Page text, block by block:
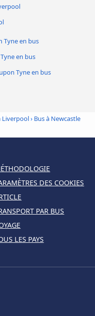
Tyne en bus
en bus
Tyne en bus
Liverpool› Bus à Newcastle
DES COOKIES
PAR BUS
LES PAYS